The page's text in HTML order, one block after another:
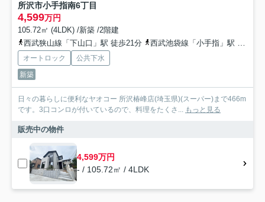
所沢市小手指南6丁目
4,599万円
105.72㎡ (4LDK) /新築 /2階建
西武狭山線「下山口」駅 徒歩21分
西武池袋線「小手指」駅 徒歩35分
オートロック
公共下水
新築
日々の暮らしに便利なヤオコー 所沢椿峰店(埼玉県)(スーパー)まで466m
です。3口コンロが付いているので、料理をたくさ... もっと見る
販売中の物件
4,599万円
- / 105.72㎡ / 4LDK